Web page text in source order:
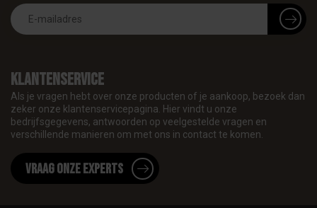
Klantenservice
Als je vragen hebt over onze producten of je aankoop, bezoek dan
zeker onze klantenservicepagina. Hier vindt u onze
bedrijfsgegevens, antwoorden op veelgestelde vragen en
verschillende manieren om met ons in contact te komen.
Vraag onze experts